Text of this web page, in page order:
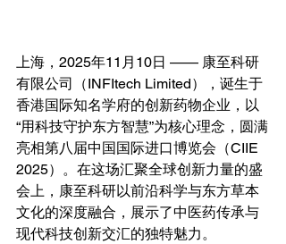
上海，2025年11月10日 —— 康至科研
有限公司（INFItech Limited），诞生于
香港国际知名学府的创新药物企业，以
“用科技守护东方智慧”为核心理念，圆满
亮相第八届中国国际进口博览会（CIIE
2025）。在这场汇聚全球创新力量的盛
会上，康至科研以前沿科学与东方草本
文化的深度融合，展示了中医药传承与
现代科技创新交汇的独特魅力。